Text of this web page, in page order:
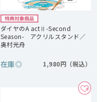
ダイヤのA actⅡ-Second
Season- アクリルスタンド／
奥村光舟
在庫◎ 1,980円